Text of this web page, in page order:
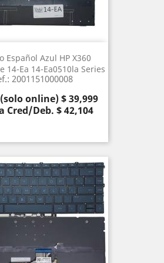
Español Azul HP X360
14-Ea 14-Ea0510la Series
2001151000008
online) $ 39,999
Cred/Deb. $ 42,104